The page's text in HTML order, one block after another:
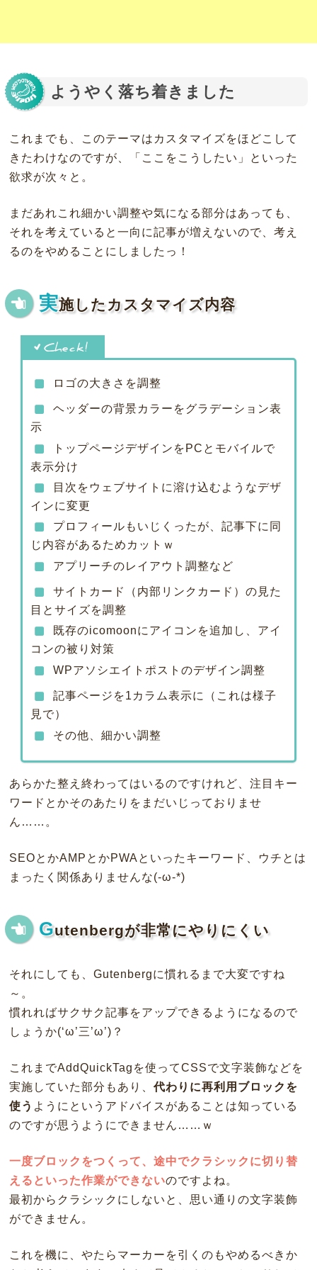
ようやく落ち着きました
これまでも、このテーマはカスタマイズをほどこして
きたわけなのですが、「ここをこうしたい」といった
欲求が次々と。
まだあれこれ細かい調整や気になる部分はあっても、
それを考えていると一向に記事が増えないので、考え
るのをやめることにしましたっ！
実施したカスタマイズ内容
ロゴの大きさを調整
ヘッダーの背景カラーをグラデーション表
示
トップページデザインをPCとモバイルで
表示分け
目次をウェブサイトに溶け込むようなデザ
インに変更
プロフィールもいじくったが、記事下に同
じ内容があるためカットｗ
アプリーチのレイアウト調整など
サイトカード（内部リンクカード）の見た
目とサイズを調整
既存のicomoonにアイコンを追加し、アイ
コンの被り対策
WPアソシエイトポストのデザイン調整
記事ページを1カラム表示に（これは様子
見で）
その他、細かい調整
あらかた整え終わってはいるのですけれど、注目キー
ワードとかそのあたりをまだいじっておりませ
ん……。
SEOとかAMPとかPWAといったキーワード、ウチとは
まったく関係ありませんな(-ω-*)
Gutenbergが非常にやりにくい
それにしても、Gutenbergに慣れるまで大変ですね
～。
慣れればサクサク記事をアップできるようになるので
しょうか(‘ω’三’ω’)？
これまでAddQuickTagを使ってCSSで文字装飾などを
実施していた部分もあり、 代わりに再利用ブロックを
使う ようにというアドバイスがあることは知っている
のですが思うようにできません……ｗ
一度ブロックをつくって、途中でクラシックに切り替
えるといった作業ができないのですよね。
最初からクラシックにしないと、思い通りの文字装飾
ができません。
これを機に、やたらマーカーを引くのもやめるべきか